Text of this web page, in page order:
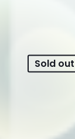
Sold out